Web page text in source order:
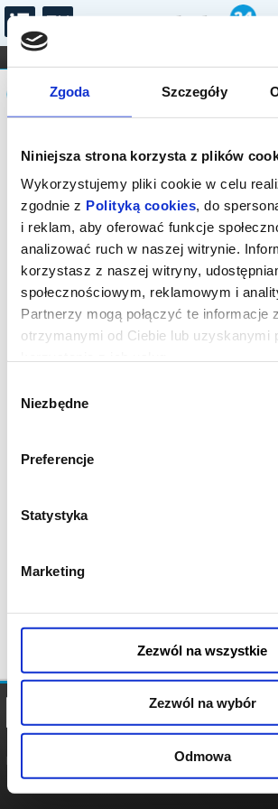
Zgoda Szczegóły
Niniejsza strona korzysta z plików
Wykorzystujemy pliki cookie w celu
zgodnie z Polityką cookies, do
i reklam, aby oferować funkcje
analizować ruch w naszej witrynie.
korzystasz z naszej witryny,
społecznościowym, reklamowym i
Partnerzy mogą połączyć te informacje
otrzymanymi od Ciebie lub uzyskanymi
zgody
Niezbędne
Preferencje
Statystyka
Marketing
Zezwól na wszystkie
Zezwól na wybór
Odmowa
FILHARMONIA OPERA I BALET
DLA DZIECI
Komunikat
Sprzedaż biletów on-line na
została zakończona.
POLITYKA